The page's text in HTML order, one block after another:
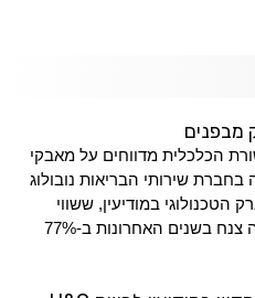
מבפנים
הכלכלית מדווחים על מאבקי
בחברת שירותי הבריאות נובולוג
הטכנולוגי במודיעין, ששווי
צנח בשנים האחרונות ב-77%